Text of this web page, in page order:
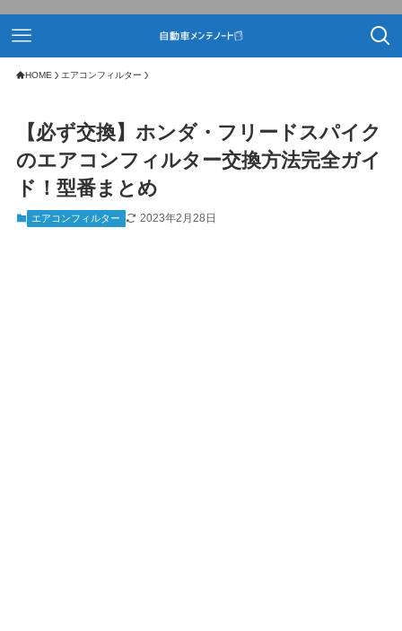
HOME エアコンフィルター
【必ず交換】ホンダ・フリードスパイク
のエアコンフィルター交換方法完全ガイ
ド！型番まとめ
エアコンフィルター 2023年2月28日